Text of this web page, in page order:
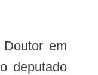
deputado